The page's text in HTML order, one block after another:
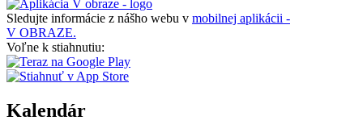
Sledujte informácie z nášho webu v mobilnej aplikácii -
V OBRAZE.
Voľne k stiahnutiu:
Kalendár